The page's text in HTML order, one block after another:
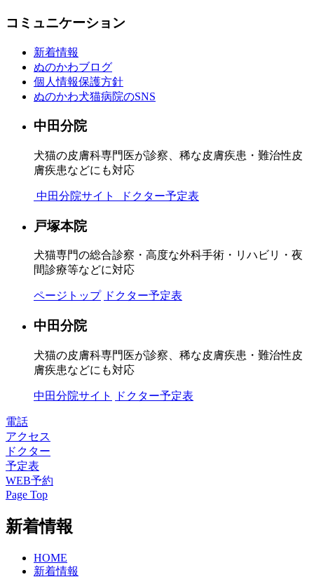
コミュニケーション
新着情報
ぬのかわブログ
個人情報保護方針
ぬのかわ犬猫病院のSNS
中田分院
犬猫の皮膚科専門医が診察、稀な皮膚疾患・難治性皮
膚疾患などにも対応
中田分院サイト ドクター予定表
戸塚本院
犬猫専門の総合診察・高度な外科手術・リハビリ・夜
間診療等などに対応
ページトップ ドクター予定表
中田分院
犬猫の皮膚科専門医が診察、稀な皮膚疾患・難治性皮
膚疾患などにも対応
中田分院サイト ドクター予定表
電話
アクセス
ドクター
予定表
WEB予約
Page Top
新着情報
HOME
新着情報